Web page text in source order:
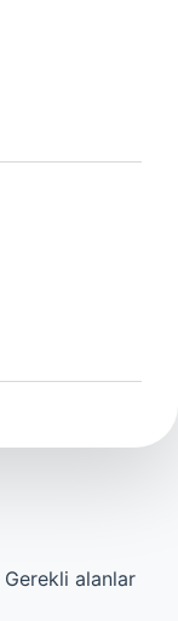
Gerekli alanlar